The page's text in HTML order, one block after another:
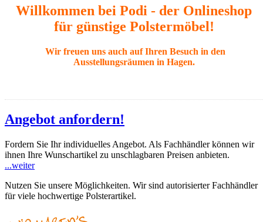
Willkommen bei Podi - der Onlineshop
für günstige Polstermöbel!
Wir freuen uns auch auf Ihren Besuch in den
Ausstellungsräumen in Hagen.
Angebot anfordern!
Fordern Sie Ihr individuelles Angebot. Als Fachhändler können wir
ihnen Ihre Wunschartikel zu unschlagbaren Preisen anbieten.
...weiter
Nutzen Sie unsere Möglichkeiten. Wir sind autorisierter Fachhändler
für viele hochwertige Polsterartikel.